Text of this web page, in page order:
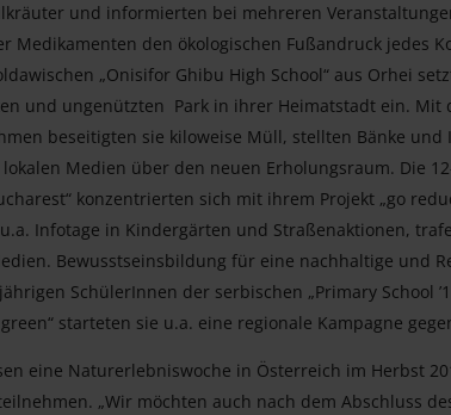
und informierten bei mehreren
Medikamenten den ökologischen Fußandruck jedes
„Onisifor Ghibu High School“ aus Orhei
und ungenützten Park in ihrer Heimatstadt ein. Mit
beseitigten sie kiloweise Müll, stellten Bänke
Medien über den neuen Erholungsraum. Die
konzentrierten sich mit ihrem Projekt „go
Infotage in Kindergärten und Straßenaktionen,
Bewusstseinsbildung für eine nachhaltige und
SchülerInnen der serbischen „Primary School
starteten sie u.a. eine regionale Kampagne
eine Naturerlebniswoche in Österreich im Herbst
„Wir möchten auch nach dem Abschluss